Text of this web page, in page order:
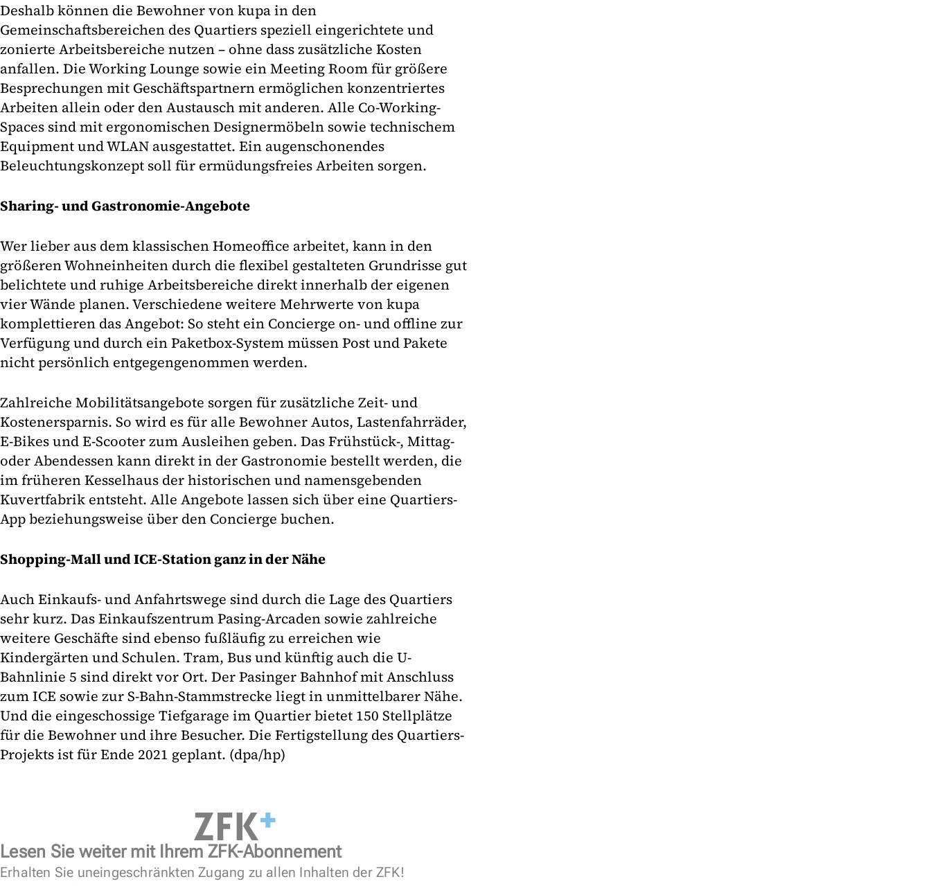
Deshalb können die Bewohner von kupa in den
Gemeinschaftsbereichen des Quartiers speziell eingerichtete und
zonierte Arbeitsbereiche nutzen – ohne dass zusätzliche Kosten
anfallen. Die Working Lounge sowie ein Meeting Room für größere
Besprechungen mit Geschäftspartnern ermöglichen konzentriertes
Arbeiten allein oder den Austausch mit anderen. Alle Co-Working-
Spaces sind mit ergonomischen Designermöbeln sowie technischem
Equipment und WLAN ausgestattet. Ein augenschonendes
Beleuchtungskonzept soll für ermüdungsfreies Arbeiten sorgen.
Sharing- und Gastronomie-Angebote
Wer lieber aus dem klassischen Homeoffice arbeitet, kann in den
größeren Wohneinheiten durch die flexibel gestalteten Grundrisse gut
belichtete und ruhige Arbeitsbereiche direkt innerhalb der eigenen
vier Wände planen. Verschiedene weitere Mehrwerte von kupa
komplettieren das Angebot: So steht ein Concierge on- und offline zur
Verfügung und durch ein Paketbox-System müssen Post und Pakete
nicht persönlich entgegengenommen werden.
Zahlreiche Mobilitätsangebote sorgen für zusätzliche Zeit- und
Kostenersparnis. So wird es für alle Bewohner Autos, Lastenfahrräder,
E-Bikes und E-Scooter zum Ausleihen geben. Das Frühstück-, Mittag-
oder Abendessen kann direkt in der Gastronomie bestellt werden, die
im früheren Kesselhaus der historischen und namensgebenden
Kuvertfabrik entsteht. Alle Angebote lassen sich über eine Quartiers-
App beziehungsweise über den Concierge buchen.
Shopping-Mall und ICE-Station ganz in der Nähe
Auch Einkaufs- und Anfahrtswege sind durch die Lage des Quartiers
sehr kurz. Das Einkaufszentrum Pasing-Arcaden sowie zahlreiche
weitere Geschäfte sind ebenso fußläufig zu erreichen wie
Kindergärten und Schulen. Tram, Bus und künftig auch die U-
Bahnlinie 5 sind direkt vor Ort. Der Pasinger Bahnhof mit Anschluss
zum ICE sowie zur S-Bahn-Stammstrecke liegt in unmittelbarer Nähe.
Und die eingeschossige Tiefgarage im Quartier bietet 150 Stellplätze
für die Bewohner und ihre Besucher. Die Fertigstellung des Quartiers-
Projekts ist für Ende 2021 geplant. (dpa/hp)
Lesen Sie weiter mit Ihrem ZFK-Abonnement
Erhalten Sie uneingeschränkten Zugang zu allen Inhalten der ZFK!